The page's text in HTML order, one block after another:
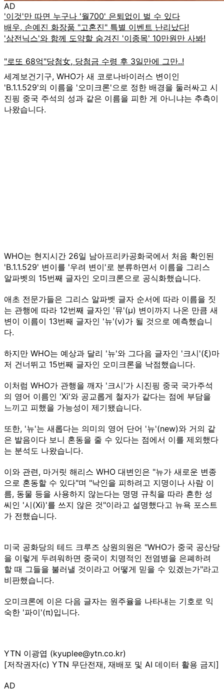
AD
세계보건기구, WHO가 새 코로나바이러스 변이인
'B.1.1.529'의 이름을 '오미크론'으로 정한 배경을 둘러싸고 시
진핑 중국 주석의 성과 같은 이름을 피한 게 아니냐는 추측이
나왔습니다.
WHO는 현지시간 26일 남아프리카공화국에서 처음 확인된
'B.1.1.529' 변이를 '우려 변이'로 분류하면서 이름을 그리스
알파벳의 15번째 글자인 오미크론으로 공식화했습니다.
애초 전문가들은 그리스 알파벳 글자 순서에 따라 이름을 짓
는 관행에 따라 12번째 글자인 '뮤'(μ) 변이까지 나온 만큼 새
변이 이름이 13번째 글자인 '뉴'(ν)가 될 것으로 예측했습니
다.
하지만 WHO는 예상과 달리 '뉴'와 그다음 글자인 '크시'(ξ)마
저 건너뛰고 15번째 글자인 오미크론을 낙점했습니다.
이처럼 WHO가 관행을 깨자 '크시'가 시진핑 중국 국가주석
의 영어 이름인 'Xi'와 공교롭게 철자가 같다는 점에 부담을
느끼고 피했을 가능성이 제기됐습니다.
또한, '뉴'는 새롭다는 의미의 영어 단어 '뉴'(new)와 거의 같
은 발음이다 보니 혼동을 줄 수 있다는 점에서 이를 제외했다
는 분석도 나왔습니다.
이와 관련, 마거릿 해리스 WHO 대변인은 "뉴가 새로운 변종
으로 혼동할 수 있다"며 "낙인을 피하려고 지명이나 사람 이
름, 동물 등을 사용하지 않는다는 명명 규칙을 따라 흔한 성
씨인 '시(Xi)'를 쓰지 않은 것"이라고 설명했다고 뉴욕 포스트
가 전했습니다.
미국 공화당의 테드 크루즈 상원의원은 "WHO가 중국 공산당
을 이렇게 두려워하면 중국이 치명적인 전염병을 은폐하려
할 때 그들을 불러낼 것이라고 어떻게 믿을 수 있겠는가"라고
비판했습니다.
오미크론에 이은 다음 글자는 원주율을 나타내는 기호로 익
숙한 '파이'(π)입니다.
YTN 이광엽 (kyuplee@ytn.co.kr)
[저작권자(c) YTN 무단전재, 재배포 및 AI 데이터 활용 금지]
AD